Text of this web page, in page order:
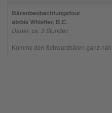
Bärenbeobachtungstour
ab/bis Whistler, B.C.
Dauer: ca. 3 Stunden
Komme den Schwarzbären ganz nah...